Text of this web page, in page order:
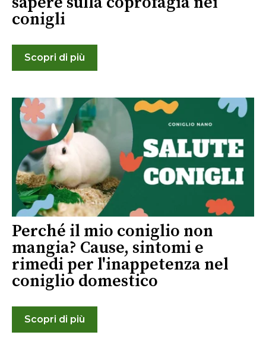
conigli
Scopri di più
Perché il mio coniglio non
mangia? Cause, sintomi e
rimedi per l'inappetenza nel
coniglio domestico
Scopri di più